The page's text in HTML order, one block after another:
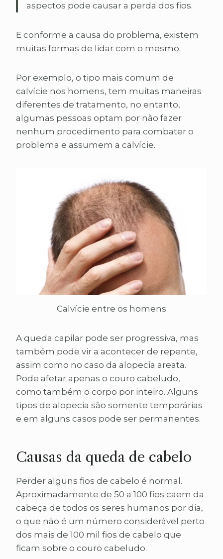
aspectos pode causar a perda dos fios.
E conforme a causa do problema, existem
muitas formas de lidar com o mesmo.
Por exemplo, o tipo mais comum de
calvície nos homens, tem muitas maneiras
diferentes de tratamento, no entanto,
algumas pessoas optam por não fazer
nenhum procedimento para combater o
problema e assumem a calvície.
Calvície entre os homens
A queda capilar pode ser progressiva, mas
também pode vir a acontecer de repente,
assim como no caso da alopecia areata.
Pode afetar apenas o couro cabeludo,
como também o corpo por inteiro. Alguns
tipos de alopecia são somente temporárias
e em alguns casos pode ser permanentes.
Causas da queda de cabelo
Perder alguns fios de cabelo é normal.
Aproximadamente de 50 a 100 fios caem da
cabeça de todos os seres humanos por dia,
o que não é um número considerável perto
dos mais de 100 mil fios de cabelo que
ficam sobre o couro cabeludo.